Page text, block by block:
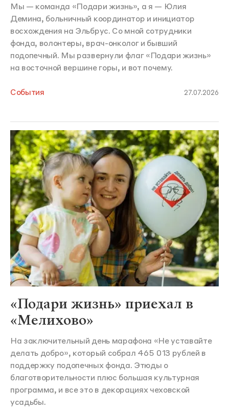
Мы — команда «Подари жизнь», а я — Юлия
Демина, больничный координатор и инициатор
восхождения на Эльбрус. Со мной сотрудники
фонда, волонтеры, врач-онколог и бывший
подопечный. Мы развернули флаг «Подари жизнь»
на восточной вершине горы, и вот почему.
События 27.07.2026
«Подари жизнь» приехал в
«Мелихово»
На заключительный день марафона «Не уставайте
делать добро», который собрал 465 013 рублей в
поддержку подопечных фонда. Этюды о
благотворительности плюс большая культурная
программа, и все это в декорациях чеховской
усадьбы.